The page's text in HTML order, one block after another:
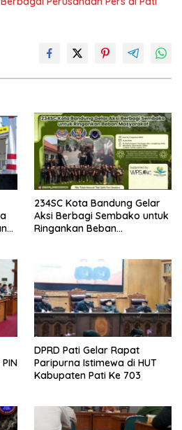
234SC Kota Bandung Gelar
Aksi Berbagi Sembako untuk
Ringankan Beban
DPRD Pati Gelar Rapat
Paripurna Istimewa di HUT
Kabupaten Pati Ke 703